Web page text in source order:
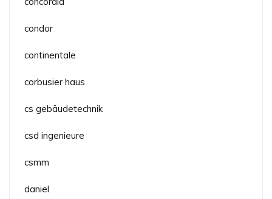
condor
continentale
corbusier haus
cs gebäudetechnik
csd ingenieure
csmm
daniel